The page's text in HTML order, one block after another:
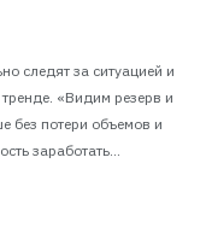
следят за ситуацией и
«Видим резерв и
без потери объемов и
заработать...